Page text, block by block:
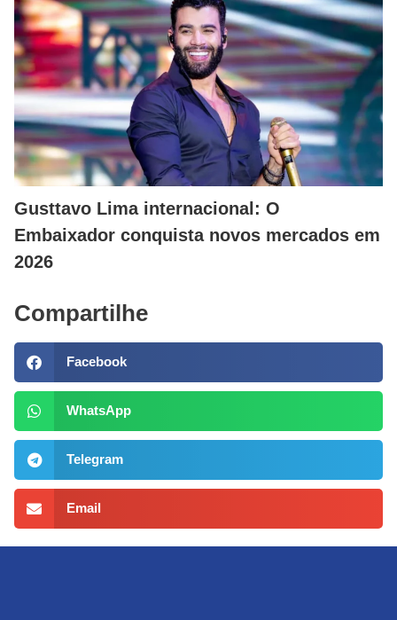
Gusttavo Lima internacional: O
Embaixador conquista novos mercados em
2026
Compartilhe
Facebook
WhatsApp
Telegram
Email